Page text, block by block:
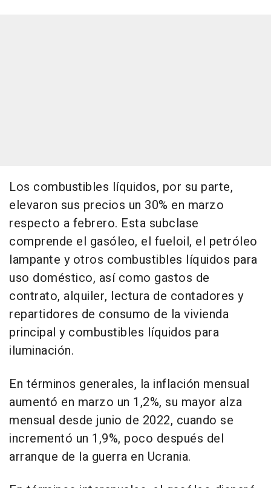
Los combustibles líquidos, por su parte,
elevaron sus precios un 30% en marzo
respecto a febrero. Esta subclase
comprende el gasóleo, el fueloil, el petróleo
lampante y otros combustibles líquidos para
uso doméstico, así como gastos de
contrato, alquiler, lectura de contadores y
repartidores de consumo de la vivienda
principal y combustibles líquidos para
iluminación.
En términos generales, la inflación mensual
aumentó en marzo un 1,2%, su mayor alza
mensual desde junio de 2022, cuando se
incrementó un 1,9%, poco después del
arranque de la guerra en Ucrania.